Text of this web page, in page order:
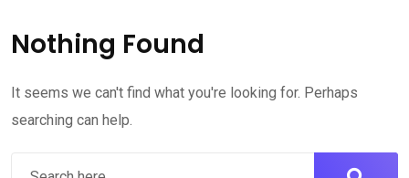
Nothing Found
It seems we can't find what you're looking for. Perhaps
searching can help.